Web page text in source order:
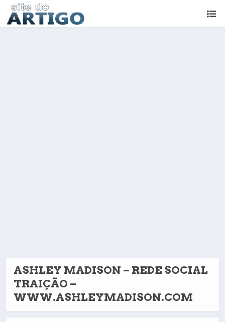
ASHLEY MADISON – REDE SOCIAL
TRAIÇÃO –
WWW.ASHLEYMADISON.COM